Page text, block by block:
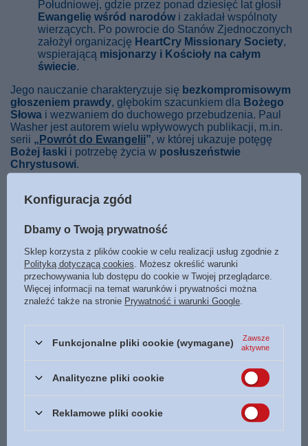
Południowej, gdzie przez ponad dziesięć lat głosił
Ewangelię wśród narodówi zakładał wspólnoty
wierzących. Po powrocie do Stanów Zjednoczonych
założył organizację HeartCry Missionary Society,
wspierającą misjonarzy i Kościoły na całym
świecie.
Jego nauczanie charakteryzuje się bezkompromisowym
głoszeniem prawdy, głębokim szacunkiem dla Bożego
Słowa i wezwaniem do duchowego przebudzenia. Paul
Washer jest autorem wielu wpływowych publikacji, m.in.
serii „ Powrót do Ewangelii”, w której ukazuje potęgę
Bożej łaski i potrzebę życia w posłuszeństwie
Chrystusowi.
biblijnego przesłania
Ewangelii, która przemienia serce
Marka MW
Symbol 9788367695008
Konfiguracja zgód
Dbamy o Twoją prywatność
Sklep korzysta z plików cookie w celu realizacji usług zgodnie z
Polityką dotyczącą cookies . Możesz określić warunki
przechowywania lub dostępu do cookie w Twojej przeglądarce.
Więcej informacji na temat warunków i prywatności można
znaleźć także na stronie Prywatność i warunki Google
Funkcjonalne pliki cookie (wymagane)
Zawsze
aktywne
Analityczne pliki cookie
Reklamowe pliki cookie